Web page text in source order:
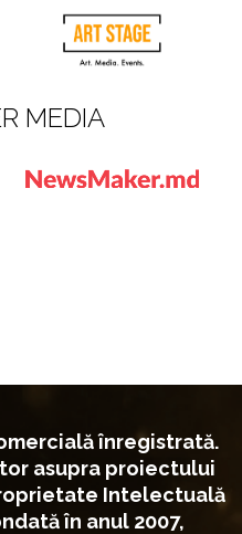
MEDIA
înregistrată.
asupra proiectului
Intelectuală
în anul 2007,